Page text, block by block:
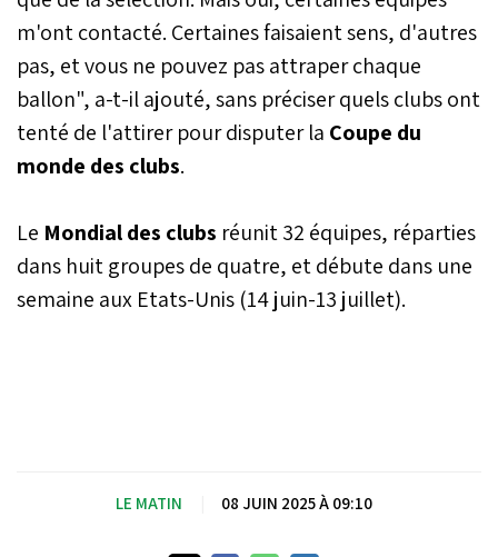
m'ont contacté. Certaines faisaient sens, d'autres
pas, et vous ne pouvez pas attraper chaque
ballon", a-t-il ajouté, sans préciser quels clubs ont
tenté de l'attirer pour disputer la Coupe du
monde des clubs.
Le Mondial des clubs réunit 32 équipes, réparties
dans huit groupes de quatre, et débute dans une
semaine aux Etats-Unis (14 juin-13 juillet).
LE MATIN 08 JUIN 2025 À 09:10